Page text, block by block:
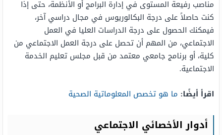
مناصب رفيعة المستوى في إدارة البرامج أو الأنظمة، حتى إذا
كنت حاصلاً على درجة البكالوريوس في مجال دراسي آخر،
فيمكنك الحصول على درجة الدراسات العليا في العمل
الاجتماعي، من المهم أن تحصل على درجة العمل الاجتماعي من
كلية، أو برنامج جامعي معتمد من قبل مجلس تعليم الخدمة
الاجتماعية.
اقرأ أيضًا: ما هو تخصص المعلوماتية الصحية
أدوار الأخصائي الاجتماعي